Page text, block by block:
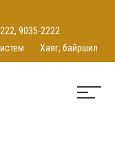
9035-2222
Хаяг, байршил